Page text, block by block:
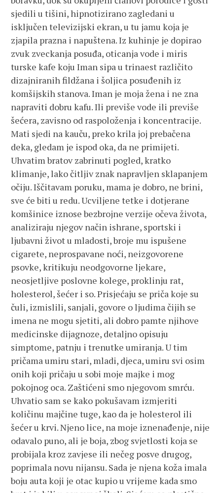
sjedili u tišini, hipnotizirano zagledani u
isključen televizijski ekran, u tu jamu koja je
zjapila prazna i napuštena. Iz kuhinje je dopirao
zvuk zveckanja posuđa, oticanja vode i miris
turske kafe koju Iman sipa u trinaest različito
dizajniranih fildžana i šoljica posuđenih iz
komšijskih stanova. Iman je moja žena i ne zna
napraviti dobru kafu. Ili previše vode ili previše
šećera, zavisno od raspoloženja i koncentracije.
Mati sjedi na kauču, preko krila joj prebačena
deka, gledam je ispod oka, da ne primijeti.
Uhvatim bratov zabrinuti pogled, kratko
klimanje, lako čitljiv znak napravljen sklapanjem
očiju. Iščitavam poruku, mama je dobro, ne brini,
sve će biti u redu. Ucviljene tetke i dotjerane
komšinice iznose bezbrojne verzije očeva života,
analiziraju njegov način ishrane, sportski i
ljubavni život u mladosti, broje mu ispušene
cigarete, neprospavane noći, neizgovorene
psovke, kritikuju neodgovorne ljekare,
neosjetljive poslovne kolege, proklinju rat,
holesterol, šećer i so. Prisjećaju se priča koje su
čuli, izmislili, sanjali, govore o ljudima čijih se
imena ne mogu sjetiti, ali dobro pamte njihove
medicinske dijagnoze, detaljno opisuju
simptome, patnju i trenutke umiranja. U tim
pričama umiru stari, mladi, djeca, umiru svi osim
onih koji pričaju u sobi moje majke i mog
pokojnog oca. Zaštićeni smo njegovom smrću.
Uhvatio sam se kako pokušavam izmjeriti
količinu majčine tuge, kao da je holesterol ili
šećer u krvi. Njeno lice, na moje iznenađenje, nije
odavalo puno, ali je boja, zbog svjetlosti koja se
probijala kroz zavjese ili nečeg posve drugog,
poprimala novu nijansu. Sada je njena koža imala
boju auta koji je otac kupio u vrijeme kada smo